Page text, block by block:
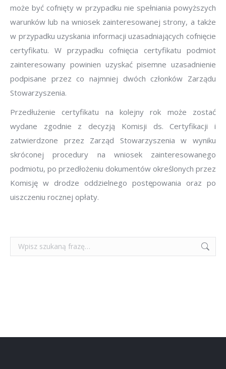
może być cofnięty w przypadku nie spełniania powyższych
warunków lub na wniosek zainteresowanej strony, a także
w przypadku uzyskania informacji uzasadniających cofnięcie
certyfikatu. W przypadku cofnięcia certyfikatu podmiot
zainteresowany powinien uzyskać pisemne uzasadnienie
podpisane przez co najmniej dwóch członków Zarządu
Stowarzyszenia.
Przedłużenie certyfikatu na kolejny rok może zostać
wydane zgodnie z decyzją Komisji ds. Certyfikacji i
zatwierdzone przez Zarząd Stowarzyszenia w wyniku
skróconej procedury na wniosek zainteresowanego
podmiotu, po przedłożeniu dokumentów określonych przez
Komisję w drodze oddzielnego postępowania oraz po
uiszczeniu rocznej opłaty.
Szukaj: